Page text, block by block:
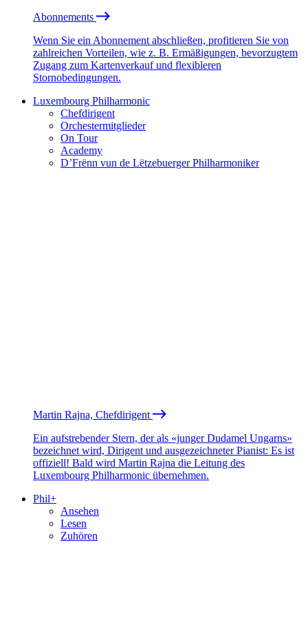
Abonnements
Wenn Sie ein Abonnement abschließen, profitieren Sie von
zahlreichen Vorteilen, wie z. B. Ermäßigungen, bevorzugtem
Zugang zum Kartenverkauf und flexibleren
Stornobedingungen.
Luxembourg Philharmonic
Chefdirigent
Orchestermitglieder
On Tour
Academy
D’Frënn vun de Lëtzebuerger Philharmoniker
Martin Rajna, Chefdirigent
Ein aufstrebender Stern, der als «junger Dudamel Ungarns»
bezeichnet wird, Dirigent und ausgezeichneter Pianist: Es ist
offiziell! Bald wird Martin Rajna die Leitung des
Luxembourg Philharmonic übernehmen.
Phil+
Ansehen
Lesen
Zuhören